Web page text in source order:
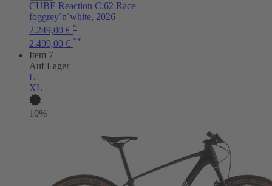
CUBE Reaction C:62 Race
foggrey´n´white, 2026
2.249,00 € *
2.499,00 € **
Item 7
Auf Lager
L
XL
10%